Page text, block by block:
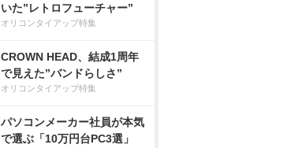
いた”レトロフューチャー”
オリコンタイアップ特集
CROWN HEAD、結成1周年
で見えた”バンドらしさ”
オリコンタイアップ特集
パソコンメーカー社員が本気
で選ぶ「10万円台PC3選」